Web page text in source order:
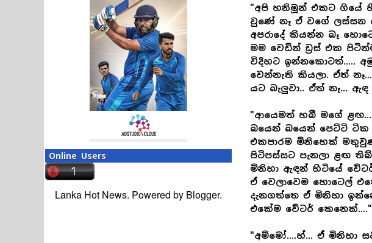
Online Users
Lanka Hot News. Powered by Blogger.
"අපි හනිමූන් එකට ගියේ
වුණේ නෑ ඒ වගේ ලස්සන
අපරාදේ කියන්න බෑ
මම වෙඩින් ඩ්‍රස් එක
විදිහට ඉන්නකොටත්.....
වෙන්නැති කියලා. ඒත්
යට බැලුවා.. ඒත් නෑ...
"ආයෙමත් හබී මගේ
බයෙන් බයෙන් පෙට්ටි ටික
එකපාරම මිනිහෙක්
පිටිපස්සට පැනලා ළඟ
මිනිහා ඇඳන් හිටියේ
ඒ වෙලාවෙම හොටෙල්
දැනගත්තෙ ඒ මිනිහා
එකේම වේටර් කෙනෙක්...."
"අම්මෝ....හ්... ඒ මිනිහා